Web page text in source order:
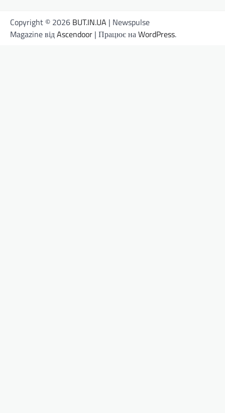
Copyright © 2026 BUT.IN.UA | Newspulse
Magazine відAscendoor | Працює наWordPress.